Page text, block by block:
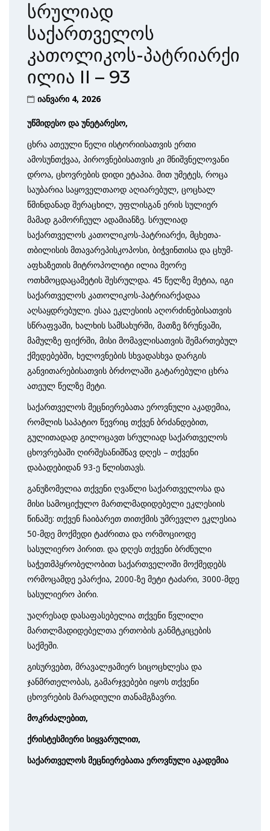
სრულიად
საქართველოს
კათოლიკოს-პატრიარქი
ილია II – 93
იანვარი 4, 2026
უწმიდესო და უნეტარესო,
ცხრა ათეული წელი ისტორიისათვის ერთი
ამოსუნთქვაა, პიროვნებისათვის კი მნიშვნელოვანი
დროა, ცხოვრების დიდი ეტაპია. მით უმეტეს, როცა
საუბარია საყოველთაოდ აღიარებულ, ცოცხალ
წმინდანად შერაცხილ, უფლისგან ერის სულიერ
მამად გამორჩეულ ადამიანზე. სრულიად
საქართველოს კათოლიკოს-პატრიარქი, მცხეთა-
თბილისის მთავარეპისკოპოსი, ბიჭვინთისა და ცხუმ-
აფხაზეთის მიტროპოლიტი ილია მეორე
ოთხმოცდაცამეტის შესრულდა. 45 წელზე მეტია, იგი
საქართველოს კათოლიკოს-პატრიარქადაა
აღსაყდრებული. ესაა ეკლესიის აღორძინებისათვის
სწრაფვაში, ხალხის სამსახურში, მათზე ზრუნვაში,
მამულზე ფიქრში, მისი მომავლისათვის შემართებულ
ქმედებებში, ხელოვნების სხვადასხვა დარგის
განვითარებისათვის ბრძოლაში გატარებული ცხრა
ათეულ წელზე მეტი.
საქართველოს მეცნიერებათა ეროვნული აკადემია,
რომლის საპატიო წევრიც თქვენ ბრძანდებით,
გულითადად გილოცავთ სრულიად საქართველოს
ცხოვრებაში ღირშესანიშნავ დღეს – თქვენი
დაბადებიდან 93-ე წლისთავს.
განუზომელია თქვენი ღვაწლი საქართველოსა და
მისი სამოციქულო მართლმადიდებელი ეკლესიის
წინაშე: თქვენ ჩაიბარეთ თითქმის უმრევლო ეკლესია
50-მდე მოქმედი ტაძრითა და ორმოციოდე
სასულიერო პირით. და დღეს თქვენი ბრძნული
საჭეთმპყრობელობით საქართველოში მოქმედებს
ორმოცამდე ეპარქია, 2000-ზე მეტი ტაძარი, 3000-მდე
სასულიერო პირი.
უაღრესად დასაფასებელია თქვენი წვლილი
მართლმადიდებელთა ერთობის განმტკიცების
საქმეში.
გისურვებთ, მრავალჟამიერ სიცოცხლესა და
ჯანმრთელობას, გამარჯვებები იყოს თქვენი
ცხოვრების მარადიული თანამგზავრი.
მოკრძალებით,
ქრისტესმიერი სიყვარულით,
საქართველოს მეცნიერებათა ეროვნული აკადემია